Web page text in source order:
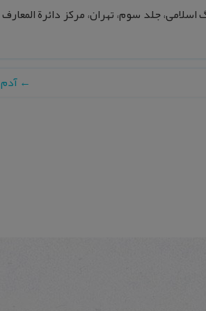
جلد سوم، تهران، مرکز دائرة المعارف
←آدم